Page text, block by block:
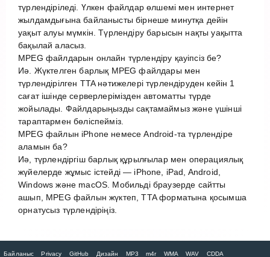
түрлендіріледі. Үлкен файлдар өлшемі мен интернет
жылдамдығына байланысты бірнеше минутқа дейін
уақыт алуы мүмкін. Түрлендіру барысын нақты уақытта
бақылай аласыз.
MPEG файлдарын онлайн түрлендіру қауіпсіз бе?
Иә. Жүктелген барлық MPEG файлдары мен
түрлендірілген TTA нәтижелері түрлендіруден кейін 1
сағат ішінде серверлерімізден автоматты түрде
жойылады. Файлдарыңызды сақтамаймыз және үшінші
тараптармен бөліспейміз.
MPEG файлын iPhone немесе Android-та түрлендіре
аламын ба?
Иә, түрлендіргіш барлық құрылғылар мен операциялық
жүйелерде жұмыс істейді — iPhone, iPad, Android,
Windows және macOS. Мобильді браузерде сайтты
ашып, MPEG файлын жүктеп, TTA форматына қосымша
орнатусыз түрлендіріңіз.
Байланыс Privacy GitHub Дизайн MP3 m4r WMA WAV CDDA